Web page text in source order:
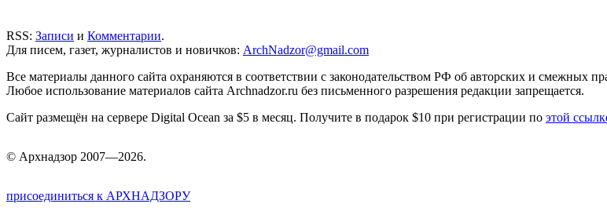
RSS: Записи и Комментарии.
Для писем, газет, журналистов и новичков: ArchNadzor@gmail.com
Все материалы данного сайта охраняются в соответствии с законодательством РФ об авторских и смежных
Любое использование материалов сайта Archnadzor.ru без письменного разрешения редакции запрещается.
Сайт размещён на сервере Digital Ocean за $5 в месяц. Получите в подарок $10 при регистрации по этой
© Архнадзор 2007—2026.
присоединиться к АРХНАДЗОРУ